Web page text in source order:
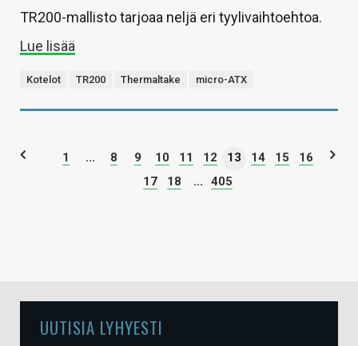
TR200-mallisto tarjoaa neljä eri tyylivaihtoehtoa.
Lue lisää
Kotelot TR200 Thermaltake micro-ATX
1 ... 8 9 10 11 12 13 14 15
16
17
18 ... 405
UUTISIA LYHYESTI